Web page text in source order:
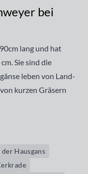
bei
lang und hat
Sie sind die
leben von Land-
kurzen Gräsern
Hausgans